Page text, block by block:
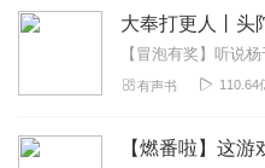
呆叔讲故事
整体内容相当不错 很喜
很适合这种类型的作品，
有声书 110.64